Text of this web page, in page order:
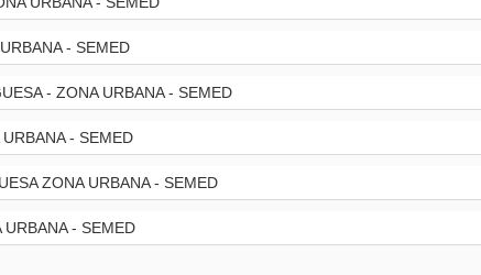
- SEMED
- ZONA URBANA - SEMED
- SEMED
ZONA URBANA - SEMED
- SEMED